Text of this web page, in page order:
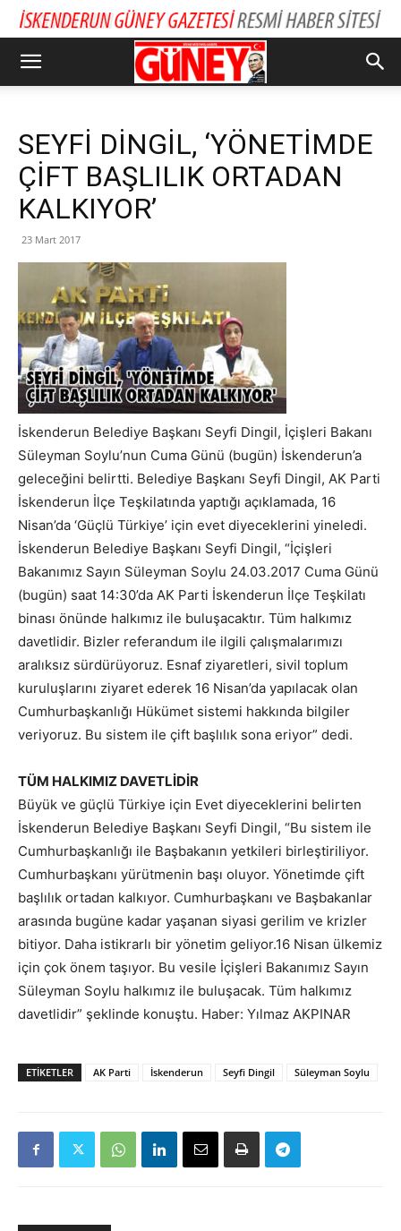
SEYFİ DİNGİL, ‘YÖNETİMDE
ÇİFT BAŞLILIK ORTADAN
KALKIYOR’
23 Mart 2017
İskenderun Belediye Başkanı Seyfi Dingil, İçişleri Bakanı
Süleyman Soylu’nun Cuma Günü (bugün) İskenderun’a
geleceğini belirtti. Belediye Başkanı Seyfi Dingil, AK Parti
İskenderun İlçe Teşkilatında yaptığı açıklamada, 16
Nisan’da ‘Güçlü Türkiye’ için evet diyeceklerini yineledi.
İskenderun Belediye Başkanı Seyfi Dingil, “İçişleri
Bakanımız Sayın Süleyman Soylu 24.03.2017 Cuma Günü
(bugün) saat 14:30’da AK Parti İskenderun İlçe Teşkilatı
binası önünde halkımız ile buluşacaktır. Tüm halkımız
davetlidir. Bizler referandum ile ilgili çalışmalarımızı
aralıksız sürdürüyoruz. Esnaf ziyaretleri, sivil toplum
kuruluşlarını ziyaret ederek 16 Nisan’da yapılacak olan
Cumhurbaşkanlığı Hükümet sistemi hakkında bilgiler
veriyoruz. Bu sistem ile çift başlılık sona eriyor” dedi.
TÜM HALKIMIZ DAVETLİDİR
Büyük ve güçlü Türkiye için Evet diyeceklerini belirten
İskenderun Belediye Başkanı Seyfi Dingil, “Bu sistem ile
Cumhurbaşkanlığı ile Başbakanın yetkileri birleştiriliyor.
Cumhurbaşkanı yürütmenin başı oluyor. Yönetimde çift
başlılık ortadan kalkıyor. Cumhurbaşkanı ve Başbakanlar
arasında bugüne kadar yaşanan siyasi gerilim ve krizler
bitiyor. Daha istikrarlı bir yönetim geliyor.16 Nisan ülkemiz
için çok önem taşıyor. Bu vesile İçişleri Bakanımız Sayın
Süleyman Soylu halkımız ile buluşacak. Tüm halkımız
davetlidir” şeklinde konuştu. Haber: Yılmaz AKPINAR
ETIKETLER AK Parti İskenderun Seyfi Dingil Süleyman Soylu